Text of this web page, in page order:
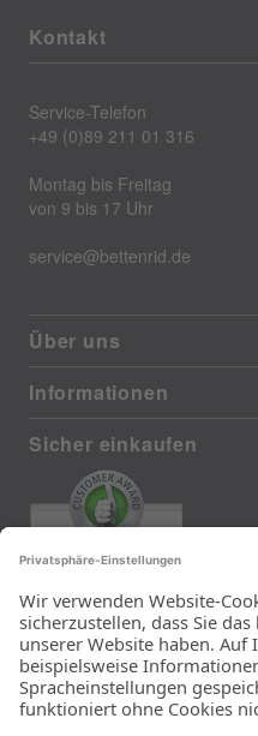
Kontakt
Service-Telefon
+49 (0)89 211 01 316
Montag bis Freitag
von 9 bis 17 Uhr
service@bettenrid.de
Über uns
Informationen
Sicher einkaufen
385 reviews from real customers
(last 12 months)
Total: 11283
Die Auswahl und die
Einfachheit der
Bestellung.